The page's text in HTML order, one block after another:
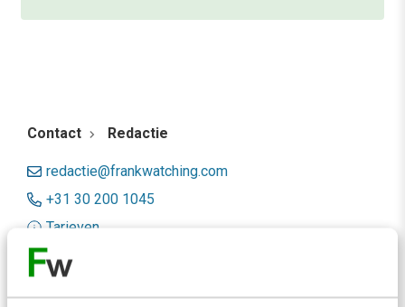
Contact Redactie
redactie@frankwatching.com
+31 30 200 1045
Tarieven
Meer contactopties